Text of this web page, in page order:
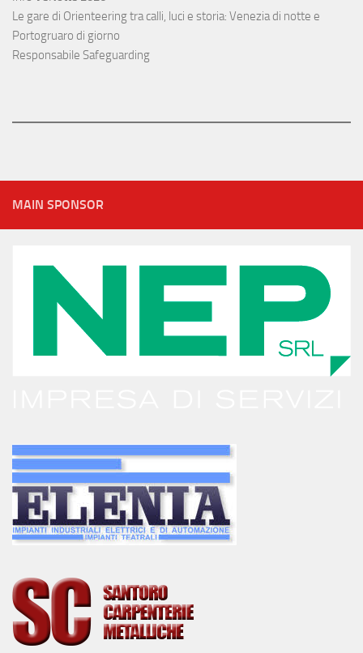
Le gare di Orienteering tra calli, luci e storia: Venezia di notte e
Portogruaro di giorno
Responsabile Safeguarding
MAIN SPONSOR